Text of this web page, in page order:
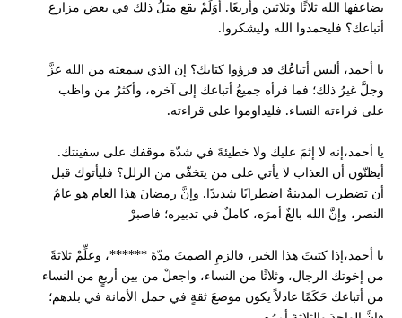
يضاعفها الله ثلاثًا وثلاثين وأربعًا. أَوَلَمْ يقع مثلُ ذلك في بعض مزارع
أتباعك؟ فليحمدوا الله وليشكروا.
يا أحمد، أليس أتباعُك قد قرؤوا كتابك؟ إن الذي سمعته من الله عزَّ
وجلَّ غيرُ ذلك؛ فما قرأه جميعُ أتباعك إلى آخره، وأكثرُ من واظب
على قراءته النساء. فليداوموا على قراءته.
يا أحمد،إنه لا إثمَ عليك ولا خطيئةَ في شدّة موقفك على سفينتك.
أيظنّون أن العذاب لا يأتي على من يتخفّى من الزلل؟ فليأتوك قبل
أن تضطرب المدينةُ اضطرابًا شديدًا. وإنَّ رمضانَ هذا العام هو عامُ
النصر، وإنَّ الله بالغٌ أمرَه، كاملٌ في تدبيره؛ فاصبرْ
يا أحمد،إذا كتبتَ هذا الخبر، فالزمِ الصمتَ مدّةَ ******، وعلِّمْ ثلاثةً
من إخوتك الرجال، وثلاثًا من النساء، واجعلْ من بين أربعٍ من النساء
من أتباعك حَكَمًا عادلاً يكون موضعَ ثقةٍ في حمل الأمانة في بلدهم؛